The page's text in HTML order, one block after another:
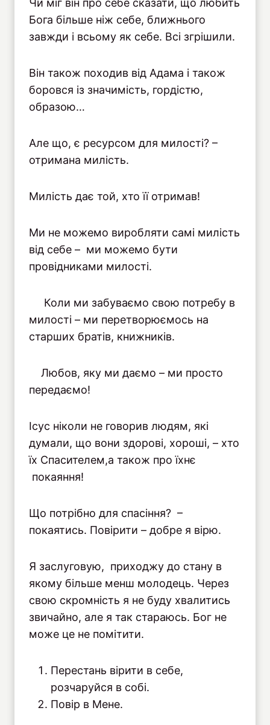
Чи міг він про себе сказати, що любить
Бога більше ніж себе, ближнього
завжди і всьому як себе. Всі згрішили.
Він також походив від Адама і також
боровся із значимість, гордістю,
образою…
Але що, є ресурсом для милості? –
отримана милість.
Милість дає той, хто її отримав!
Ми не можемо виробляти самі милість
від себе – ми можемо бути
провідниками милості.
Коли ми забуваємо свою потребу в
милості – ми перетворюємось на
старших братів, книжників.
Любов, яку ми даємо – ми просто
передаємо!
Ісус ніколи не говорив людям, які
думали, що вони здорові, хороші, – хто
їх Спасителем,а також про їхнє
покаяння!
Що потрібно для спасіння? –
покаятись. Повірити – добре я вірю.
Я заслуговую, приходжу до стану в
якому більше менш молодець. Через
свою скромність я не буду хвалитись
звичайно, але я так стараюсь. Бог не
може це не помітити.
Перестань вірити в себе,
розчаруйся в собі.
Повір в Мене.